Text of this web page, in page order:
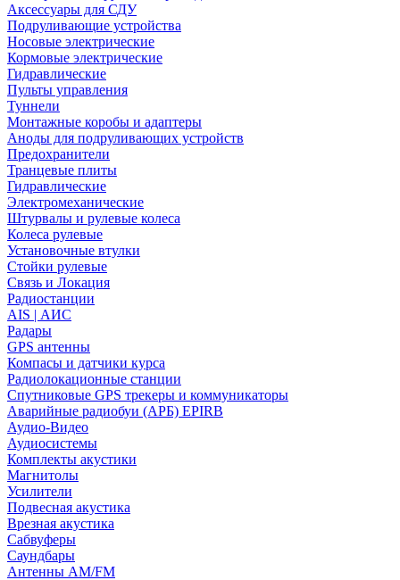
Аксессуары для СДУ
Подруливающие устройства
Носовые электрические
Кормовые электрические
Гидравлические
Пульты управления
Туннели
Монтажные коробы и адаптеры
Аноды для подруливающих устройств
Предохранители
Транцевые плиты
Гидравлические
Электромеханические
Штурвалы и рулевые колеса
Колеса рулевые
Установочные втулки
Стойки рулевые
Связь и Локация
Радиостанции
AIS | АИС
Радары
GPS антенны
Компасы и датчики курса
Радиолокационные станции
Спутниковые GPS трекеры и коммуникаторы
Аварийные радиобуи (АРБ) EPIRB
Аудио-Видео
Аудиосистемы
Комплекты акустики
Магнитолы
Усилители
Подвесная акустика
Врезная акустика
Сабвуферы
Саундбары
Антенны AM/FM